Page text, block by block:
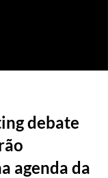
debate
agenda da